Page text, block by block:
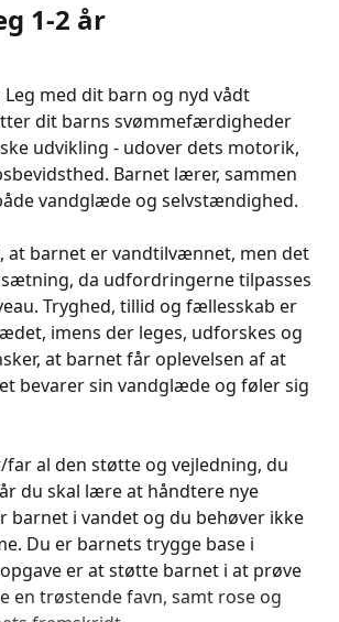
1-2 år
Leg med dit barn og nyd vådt
dit barns svømmefærdigheder
udvikling - udover dets motorik,
Barnet lærer, sammen
vandglæde og selvstændighed.
at barnet er vandtilvænnet, men det
da udfordringerne tilpasses
Tryghed, tillid og fællesskab er
imens der leges, udforskes og
at barnet får oplevelsen af at
bevarer sin vandglæde og føler sig
al den støtte og vejledning, du
du skal lære at håndtere nye
i vandet og du behøver ikke
Du er barnets trygge base i
er at støtte barnet i at prøve
en trøstende favn, samt rose og